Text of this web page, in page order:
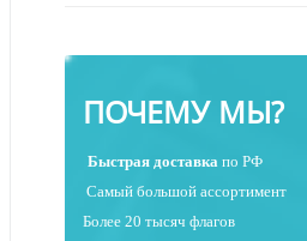
ПОЧЕМУ МЫ?
Быстрая доставка по РФ
Самый большой ассортимент
Более 20 тысяч флагов